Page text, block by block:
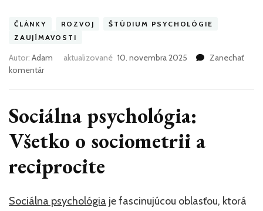
ČLÁNKY ROZVOJ
ŠTÚDIUM PSYCHOLÓGIE
ZAUJÍMAVOSTI
Autor: Adam aktualizované 10. novembra 2025
Zanechať
komentárk
psychológia:
Všetko
sociometrii
reciprocite
Sociálna psychológia:
Všetko o sociometrii a
reciprocite
Sociálna psychológia je fascinujúcou oblasťou, ktorá